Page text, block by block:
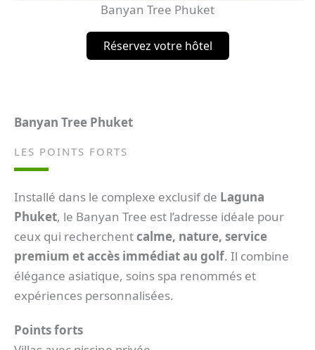
Banyan Tree Phuket
Réservez votre hôtel
Banyan Tree Phuket
LES POINTS FORTS
Installé dans le complexe exclusif de Laguna
Phuket, le Banyan Tree est l’adresse idéale pour
ceux qui recherchentcalme, nature, service
premium et accès immédiat au golf. Il combine
élégance asiatique, soins spa renommés et
expériences personnalisées.
Points forts